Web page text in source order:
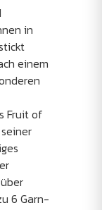
in
einem
Fruit of
6 Garn-